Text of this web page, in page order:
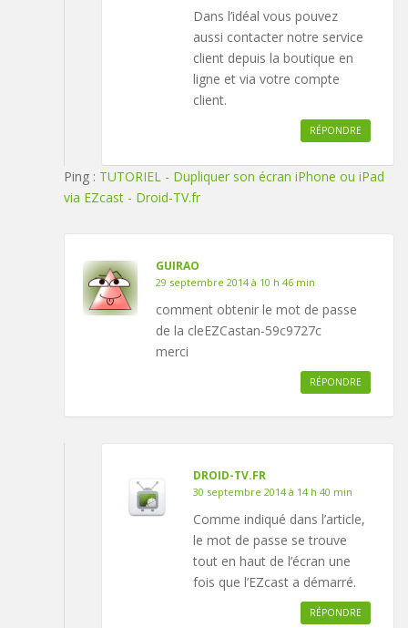
Dans l’idéal vous pouvez
aussi contacter notre service
client depuis la boutique en
ligne et via votre compte
client.
RÉPONDRE
Ping : TUTORIEL - Dupliquer son écran iPhone ou iPad
via EZcast - Droid-TV.fr
GUIRAO
29 septembre 2014 à 10 h 46 min
comment obtenir le mot de passe
de la cleEZCastan-59c9727c
merci
RÉPONDRE
DROID-TV.FR
30 septembre 2014 à 14 h 40 min
Comme indiqué dans l’article,
le mot de passe se trouve
tout en haut de l’écran une
fois que l’EZcast a démarré.
RÉPONDRE